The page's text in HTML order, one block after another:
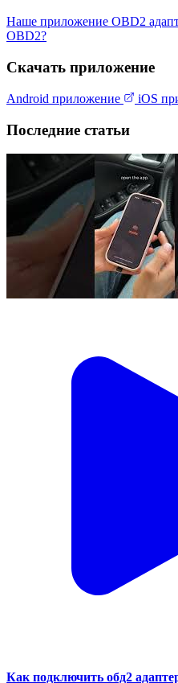
Наше приложение OBD2
OBD2?
Скачать приложение
Android приложение iOS
Последние статьи
Как подключить обд2